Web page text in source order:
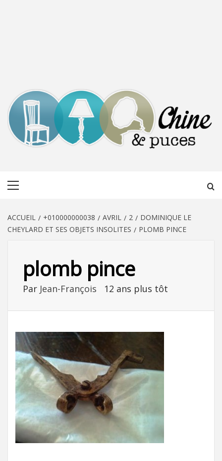
ACCUEIL +010000000038 AVRIL 2
DOMINIQUE LE
CHEYLARD ET SES OBJETS INSOLITES
PLOMB PINCE
plomb pince
Par Jean-François 12 ans plus tôt